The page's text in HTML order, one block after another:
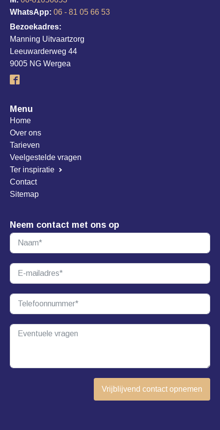
WhatsApp: 06 - 81 05 66 53
Bezoekadres:
Manning Uitvaartzorg
Leeuwarderweg 44
9005 NG Wergea
Menu
Home
Over ons
Tarieven
Veelgestelde vragen
Ter inspiratie
Contact
Sitemap
Neem contact met ons op
Vrijblijvend contact opnemen